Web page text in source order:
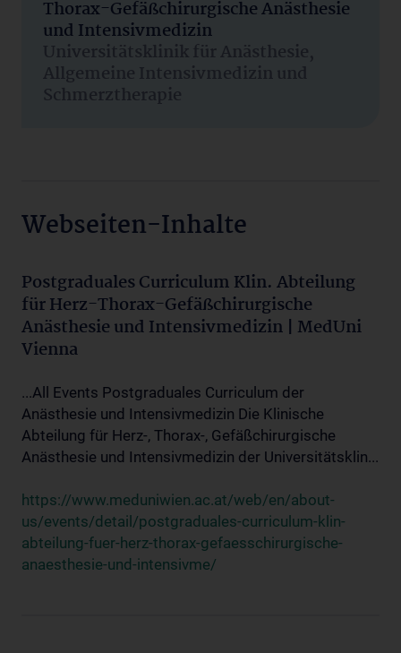
Thorax-Gefäßchirurgische Anästhesie
und Intensivmedizin
Universitätsklinik für Anästhesie,
Allgemeine Intensivmedizin und
Schmerztherapie
Webseiten-Inhalte
Postgraduales Curriculum Klin. Abteilung
für Herz-Thorax-Gefäßchirurgische
Anästhesie und Intensivmedizin | MedUni
Vienna
...All Events Postgraduales Curriculum der
Anästhesie und Intensivmedizin Die Klinische
Abteilung für Herz-, Thorax-, Gefäßchirurgische
Anästhesie und Intensivmedizin der Universitätsklin...
https://www.meduniwien.ac.at/web/en/about-
us/events/detail/postgraduales-curriculum-klin-
abteilung-fuer-herz-thorax-gefaesschirurgische-
anaesthesie-und-intensivme/